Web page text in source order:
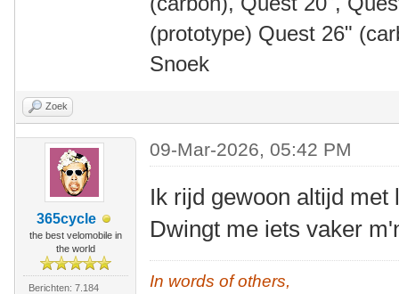
(prototype) Quest 26"
Snoek
Zoek
365cycle
the best velomobile in
the world
Berichten: 7.184
09-Mar-2026, 05:42 PM
Ik rijd gewoon altijd met
Dwingt me iets vaker
In words of others,